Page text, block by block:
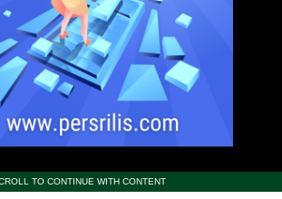
TO CONTINUE WITH CONTENT